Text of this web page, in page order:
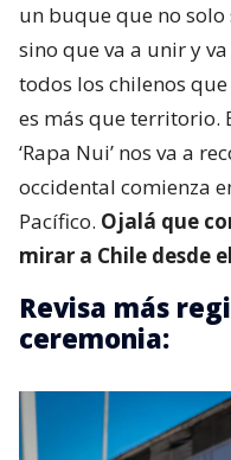
un buque que no solo
sino que va a unir y
todos los chilenos
es más que territorio.
‘Rapa Nui’ nos va a
occidental comienza
Pacífico. Ojalá que
mirar a Chile desde
Revisa más
ceremonia: